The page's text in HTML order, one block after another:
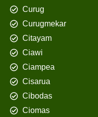
Curug
Curugmekar
Citayam
Ciawi
Ciampea
Cisarua
Cibodas
Ciomas